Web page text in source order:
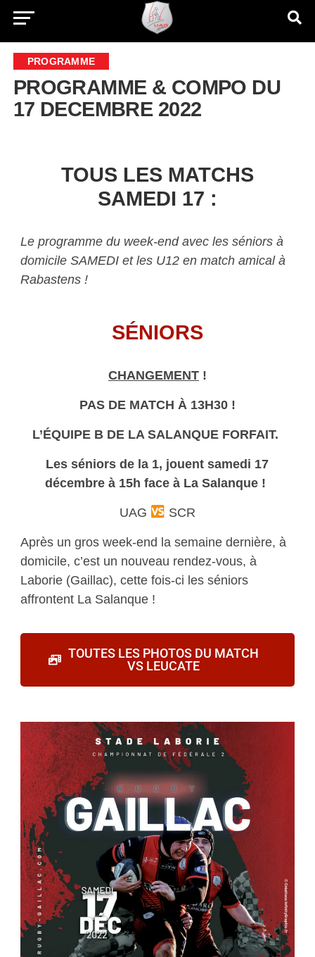
PROGRAMME
PROGRAMME & COMPO DU
17 DECEMBRE 2022
TOUS LES MATCHS
SAMEDI 17 :
Le programme du week-end avec les séniors à
domicile SAMEDI et les U12 en match amical à
Rabastens !
SÉNIORS
CHANGEMENT!
PAS DE MATCH À 13H30 !
L’ÉQUIPE B DE LA SALANQUE FORFAIT.
Les séniors de la 1, jouent samedi 17
décembre à 15h face à La Salanque !
UAG
SCR
Après un gros week-end la semaine dernière, à
domicile, c’est un nouveau rendez-vous, à
Laborie (Gaillac), cette fois-ci les séniors
affrontent La Salanque !
TOUTES LES PHOTOS DU MATCH
VS LEUCATE